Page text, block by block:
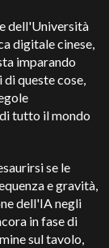
dell'Università
digitale cinese,
imparando
queste cose,
tutto il mondo
se le
e gravità,
dell'IA negli
in fase di
sul tavolo,